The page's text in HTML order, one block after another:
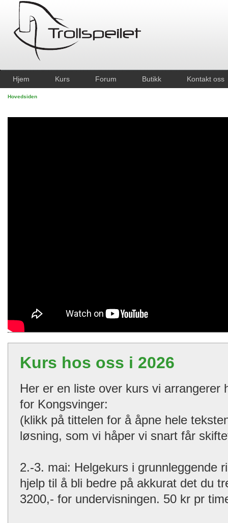
Hjem Kurs Forum Butikk Kontakt oss
Hovedsiden
Kurs hos oss i 2026
Her er en liste over kurs vi arrangerer
for Kongsvinger:
(klikk på tittelen for å åpne hele
løsning, som vi håper vi snart får
2.-3. mai: Helgekurs i grunnleggende
hjelp til å bli bedre på akkurat det du
3200,- for undervisningen. 50 kr pr